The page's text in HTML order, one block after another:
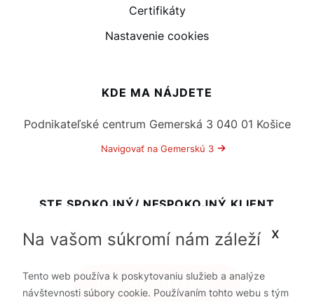
Certifikáty
Nastavenie cookies
KDE MA NÁJDETE
Podnikateľské centrum Gemerská 3 040 01 Košice
Navigovať na Gemerskú 3
STE SPOKOJNÝ/ NESPOKOJNÝ KLIENT
Napíšte mi referenciu na google
NAPÍSAŤ REFERENCIU
x
Na vašom súkromí nám záleží
Tento web používa k poskytovaniu služieb a analýze
návštevnosti súbory cookie. Používaním tohto webu s tým